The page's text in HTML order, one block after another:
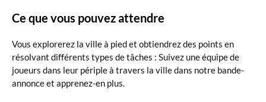
Ce que vous pouvez attendre
Vous explorerez la ville à pied et obtiendrez des points en
résolvant différents types de tâches : Suivez une équipe de
joueurs dans leur périple à travers la ville dans notre bande-
annonce et apprenez-en plus.